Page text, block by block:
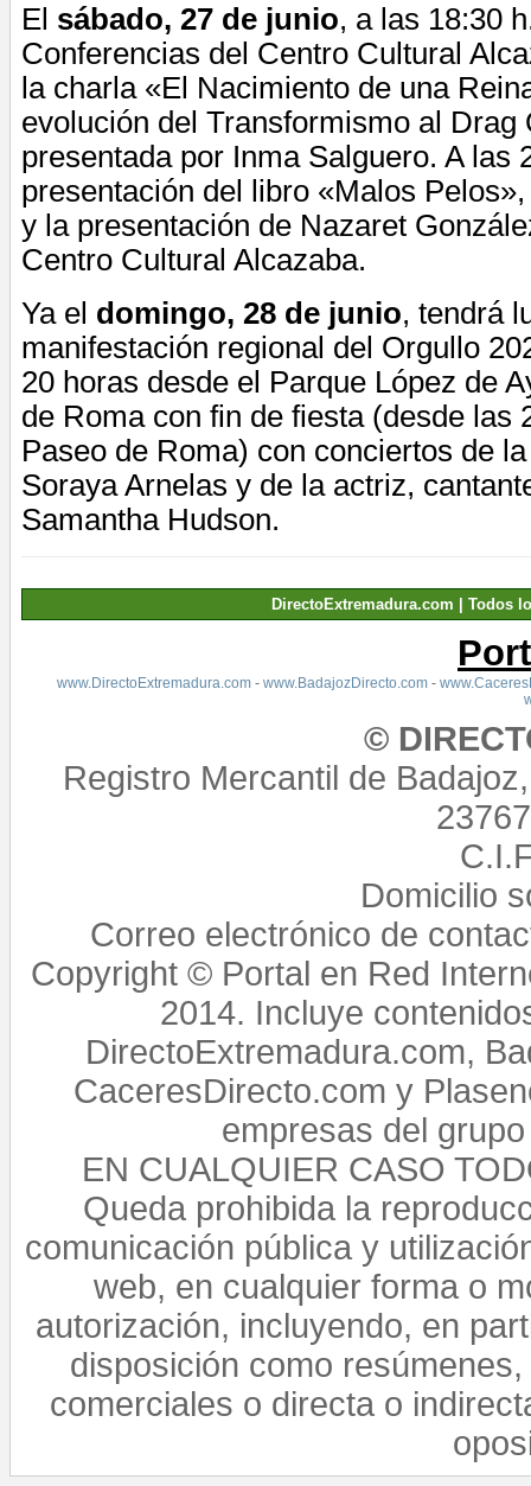
El sábado, 27 de junio, a las 18:30
Conferencias del Centro Cultural
la charla «El Nacimiento de una
evolución del Transformismo al Drag
presentada por Inma Salguero. A las
presentación del libro «Malos
y la presentación de Nazaret
Centro Cultural Alcazaba.
Ya el domingo, 28 de junio, tendrá
manifestación regional del Orgullo
20 horas desde el Parque López de
de Roma con fin de fiesta (desde las
Paseo de Roma) con conciertos de
Soraya Arnelas y de la actriz,
Samantha Hudson.
DirectoExtremadura.com | Todos
www.DirectoExtremadura.com- www.BadajozDirecto.com-
©
Registro Mercantil de
Domicilio
Correo electrónico de
Copyright © Portal en Red
2014. Incluye
DirectoExtremadura.com,
CaceresDirecto.com y
empresas del
EN CUALQUIER CASO
Queda prohibida la
comunicación pública y
web, en cualquier forma o
autorización, incluyendo, en
disposición como
comerciales o directa o